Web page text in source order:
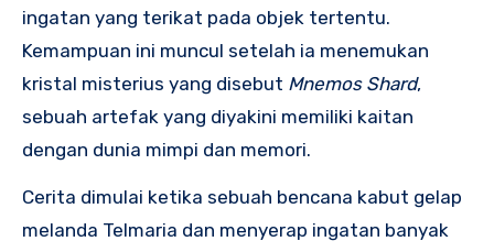
ingatan yang terikat pada objek tertentu.
Kemampuan ini muncul setelah ia menemukan
kristal misterius yang disebut Mnemos Shard,
sebuah artefak yang diyakini memiliki kaitan
dengan dunia mimpi dan memori.
Cerita dimulai ketika sebuah bencana kabut gelap
melanda Telmaria dan menyerap ingatan banyak